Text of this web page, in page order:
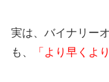
実は、バイナリー
も、
「より早くよ